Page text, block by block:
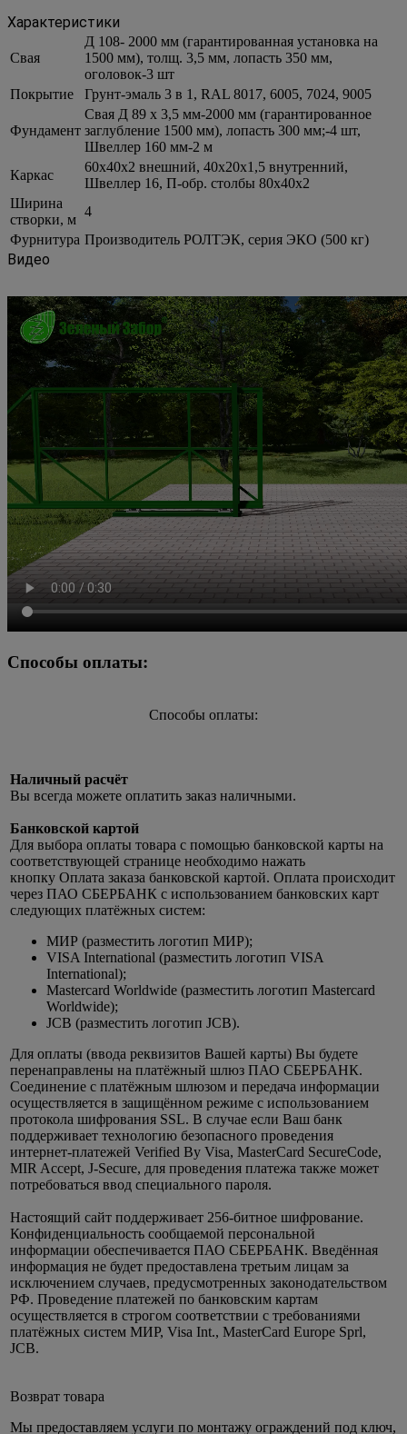
Характеристики
Свая
Д 108- 2000 мм (гарантированная установка на
1500 мм), толщ. 3,5 мм, лопасть 350 мм,
оголовок-3 шт
Покрытие
Грунт-эмаль 3 в 1, RAL 8017, 6005, 7024, 9005
Фундамент
Свая Д 89 х 3,5 мм-2000 мм (гарантированное
заглубление 1500 мм), лопасть 300 мм;-4 шт,
Швеллер 160 мм-2 м
Каркас
60х40х2 внешний, 40х20х1,5 внутренний,
Швеллер 16, П-обр. столбы 80х40х2
Ширина
створки, м
4
Фурнитура Производитель РОЛТЭК, серия ЭКО (500 кг)
Видео
Способы оплаты:
Способы оплаты:
Наличный расчёт
Вы всегда можете оплатить заказ наличными.
Банковской картой
Для выбора оплаты товара с помощью банковской карты на
соответствующей странице необходимо нажать
кнопку Оплата заказа банковской картой. Оплата происходит
через ПАО СБЕРБАНК с использованием банковских карт
следующих платёжных систем:
МИР (разместить логотип МИР);
VISA International (разместить логотип VISA
International);
Mastercard Worldwide (разместить логотип Mastercard
Worldwide);
JCB (разместить логотип JCB).
Для оплаты (ввода реквизитов Вашей карты) Вы будете
перенаправлены на платёжный шлюз ПАО СБЕРБАНК.
Соединение с платёжным шлюзом и передача информации
осуществляется в защищённом режиме с использованием
протокола шифрования SSL. В случае если Ваш банк
поддерживает технологию безопасного проведения
интернет-платежей Verified By Visa, MasterCard SecureCode,
MIR Accept, J-Secure, для проведения платежа также может
потребоваться ввод специального пароля.
Настоящий сайт поддерживает 256-битное шифрование.
Конфиденциальность сообщаемой персональной
информации обеспечивается ПАО СБЕРБАНК. Введённая
информация не будет предоставлена третьим лицам за
исключением случаев, предусмотренных законодательством
РФ. Проведение платежей по банковским картам
осуществляется в строгом соответствии с требованиями
платёжных систем МИР, Visa Int., MasterCard Europe Sprl,
JCB.
Возврат товара
Мы предоставляем услуги по монтажу ограждений под ключ,